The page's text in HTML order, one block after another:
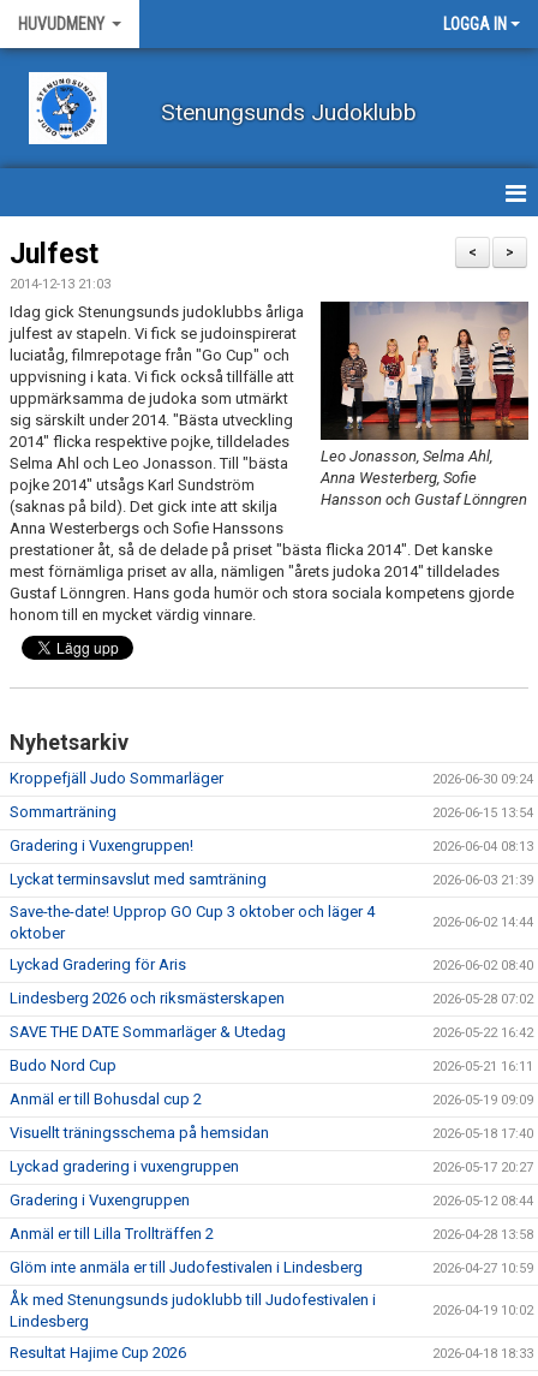
HUVUDMENY LOGGA IN
Stenungsunds Judoklubb
HEM
FÖRBUNDSNYHETER
BILDER
BÖRJA TRÄNA JUDO
BLI MEDLEM
VECKOSCHEMA
>
<
Julfest
2014-12-13 21:03
Leo Jonasson, Selma Ahl,
Anna Westerberg, Sofie
Hansson och Gustaf Lönngren
Idag gick Stenungsunds judoklubbs årliga
julfest av stapeln. Vi fick se judoinspirerat
luciatåg, filmrepotage från "Go Cup" och
uppvisning i kata. Vi fick också tillfälle att
uppmärksamma de judoka som utmärkt
sig särskilt under 2014. "Bästa utveckling
2014" flicka respektive pojke, tilldelades
Selma Ahl och Leo Jonasson. Till "bästa
pojke 2014" utsågs Karl Sundström
(saknas på bild). Det gick inte att skilja
Anna Westerbergs och Sofie Hanssons
prestationer åt, så de delade på priset "bästa flicka 2014". Det kanske
mest förnämliga priset av alla, nämligen "årets judoka 2014" tilldelades
Gustaf Lönngren. Hans goda humör och stora sociala kompetens gjorde
honom till en mycket värdig vinnare.
Nyhetsarkiv
Kroppefjäll Judo Sommarläger 2026-06-30 09:24
Sommarträning 2026-06-15 13:54
Gradering i Vuxengruppen! 2026-06-04 08:13
Lyckat terminsavslut med samträning 2026-06-03 21:39
Save-the-date! Upprop GO Cup 3 oktober och läger 4
oktober
2026-06-02 14:44
Lyckad Gradering för Aris 2026-06-02 08:40
Lindesberg 2026 och riksmästerskapen 2026-05-28 07:02
SAVE THE DATE Sommarläger & Utedag 2026-05-22 16:42
Budo Nord Cup 2026-05-21 16:11
Anmäl er till Bohusdal cup 2 2026-05-19 09:09
Visuellt träningsschema på hemsidan 2026-05-18 17:40
Lyckad gradering i vuxengruppen 2026-05-17 20:27
Gradering i Vuxengruppen 2026-05-12 08:44
Anmäl er till Lilla Trollträffen 2 2026-04-28 13:58
Glöm inte anmäla er till Judofestivalen i Lindesberg 2026-04-27 10:59
Åk med Stenungsunds judoklubb till Judofestivalen i
Lindesberg
2026-04-19 10:02
Resultat Hajime Cup 2026 2026-04-18 18:33